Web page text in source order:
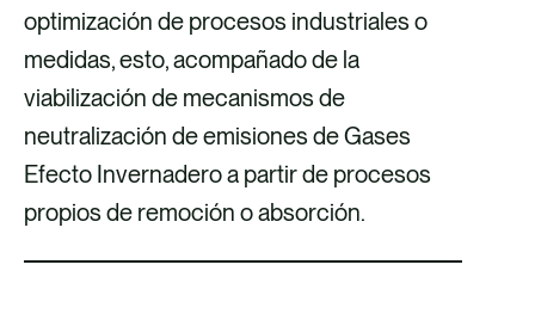
optimización de procesos industriales o
medidas, esto, acompañado de la
viabilización de mecanismos de
neutralización de emisiones de Gases
Efecto Invernadero a partir de procesos
propios de remoción o absorción.